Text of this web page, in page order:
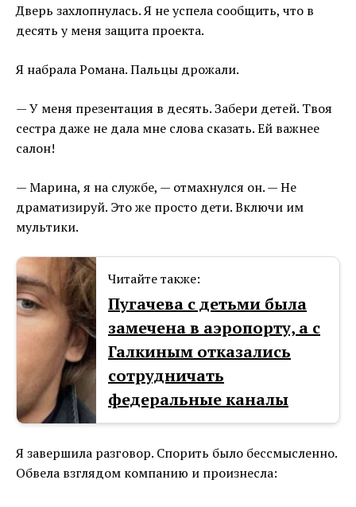
Дверь захлопнулась. Я не успела сообщить, что в
десять у меня защита проекта.
Я набрала Романа. Пальцы дрожали.
— У меня презентация в десять. Забери детей. Твоя
сестра даже не дала мне слова сказать. Ей важнее
салон!
— Марина, я на службе, — отмахнулся он. — Не
драматизируй. Это же просто дети. Включи им
мультики.
Читайте также:
Пугачева с детьми была
замечена в аэропорту, а с
Галкиным отказались
сотрудничать
федеральные каналы
Я завершила разговор. Спорить было бессмысленно.
Обвела взглядом компанию и произнесла: